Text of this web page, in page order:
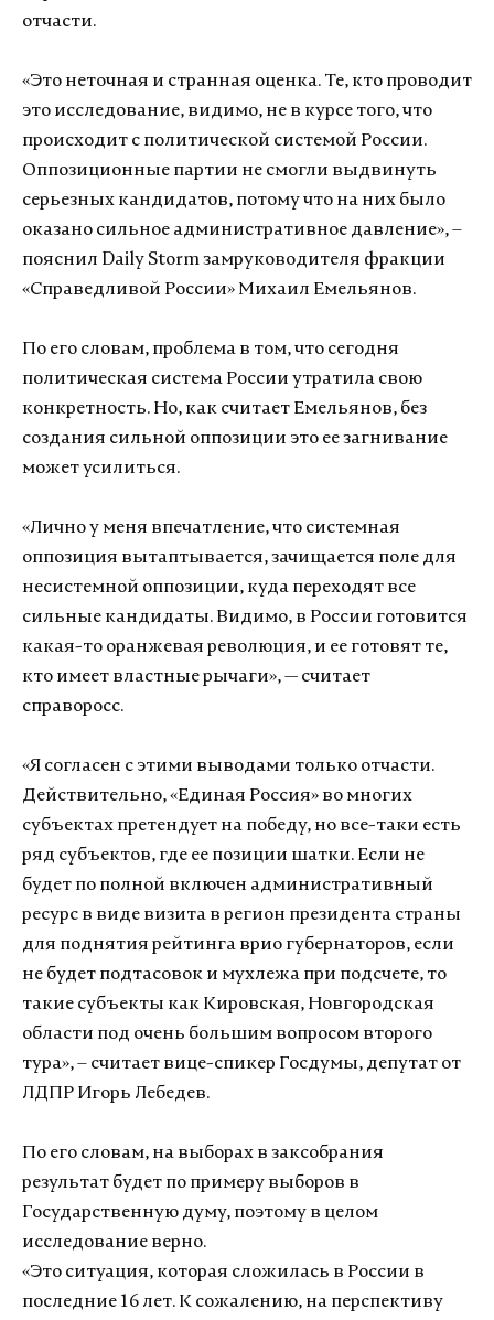
отчасти.
«Это неточная и странная оценка. Те, кто проводит
это исследование, видимо, не в курсе того, что
происходит с политической системой России.
Оппозиционные партии не смогли выдвинуть
серьезных кандидатов, потому что на них было
оказано сильное административное давление», –
пояснил Daily Storm замруководителя фракции
«Справедливой России» Михаил Емельянов.
По его словам, проблема в том, что сегодня
политическая система России утратила свою
конкретность. Но, как считает Емельянов, без
создания сильной оппозиции это ее загнивание
может усилиться.
«Лично у меня впечатление, что системная
оппозиция вытаптывается, зачищается поле для
несистемной оппозиции, куда переходят все
сильные кандидаты. Видимо, в России готовится
какая-то оранжевая революция, и ее готовят те,
кто имеет властные рычаги», — считает
справоросс.
«Я согласен с этими выводами только отчасти.
Действительно, «Единая Россия» во многих
субъектах претендует на победу, но все-таки есть
ряд субъектов, где ее позиции шатки. Если не
будет по полной включен административный
ресурс в виде визита в регион президента страны
для поднятия рейтинга врио губернаторов, если
не будет подтасовок и мухлежа при подсчете, то
такие субъекты как Кировская, Новгородская
области под очень большим вопросом второго
тура», – считает вице-спикер Госдумы, депутат от
ЛДПР Игорь Лебедев.
По его словам, на выборах в заксобрания
результат будет по примеру выборов в
Государственную думу, поэтому в целом
исследование верно.
«Это ситуация, которая сложилась в России в
последние 16 лет. К сожалению, на перспективу